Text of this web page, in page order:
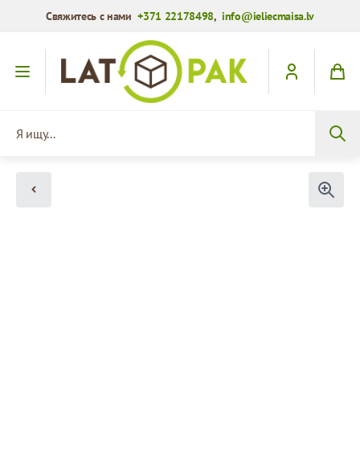
Свяжитесь с нами+371 22178498,info@ieliecmaisa.lv
Перейти к содержимому